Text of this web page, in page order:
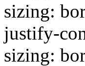
sizing:
justify-
sizing: